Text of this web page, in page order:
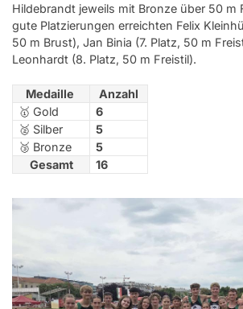
Hildebrandt jeweils mit Bronze über 50 m
gute Platzierungen erreichten Felix
50 m Brust), Jan Binia (7. Platz, 50 m
Leonhardt (8. Platz, 50 m Freistil).
Medaille
Anzahl
🥇 Gold
6
🥈 Silber
5
🥉 Bronze
5
Gesamt
16